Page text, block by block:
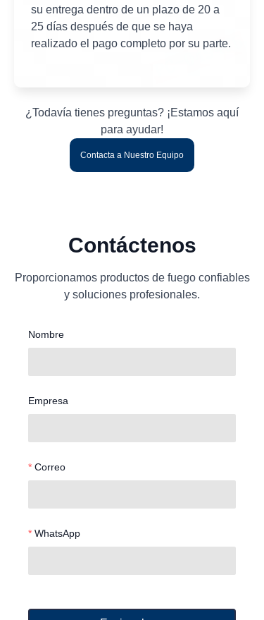
¿Todavía tienes preguntas? ¡Estamos aquí
para ayudar!
su entrega dentro de un plazo de 20 a
25 días después de que se haya
realizado el pago completo por su parte.
Contacta a Nuestro Equipo
Contáctenos
Proporcionamos productos de fuego confiables
y soluciones profesionales.
Nombre
Empresa
Correo
WhatsApp